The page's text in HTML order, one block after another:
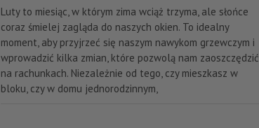
Luty to miesiąc, w którym zima wciąż trzyma, ale słońce
coraz śmielej zagląda do naszych okien. To idealny
moment, aby przyjrzeć się naszym nawykom grzewczym i
wprowadzić kilka zmian, które pozwolą nam zaoszczędzić
na rachunkach. Niezależnie od tego, czy mieszkasz w
bloku, czy w domu jednorodzinnym,